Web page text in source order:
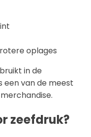
oplages
in de
een van de meest
zeefdruk?